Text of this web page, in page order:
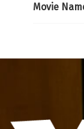
Movie